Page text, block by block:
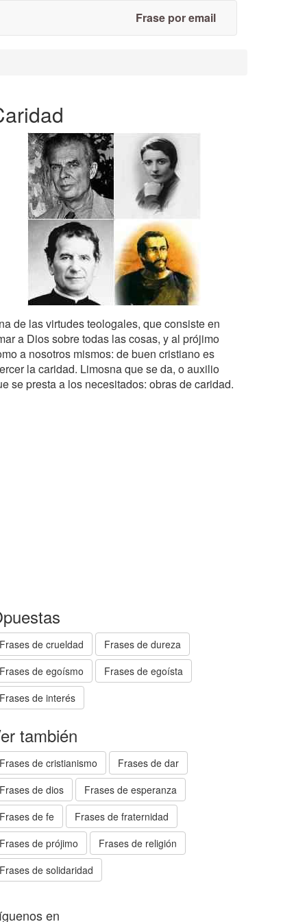
Frase por email
de las virtudes teologales, que consiste en
a Dios sobre todas las cosas, y al prójimo
a nosotros mismos: de buen cristiano es
la caridad. Limosna que se da, o auxilio
se presta a los necesitados: obras de caridad.
Frases de crueldad
Frases de dureza
Frases de egoísmo
Frases de egoísta
Frases de interés
también
Frases de cristianismo
Frases de dar
Frases de dios
Frases de esperanza
Frases de fe
Frases de fraternidad
Frases de prójimo
Frases de religión
Frases de solidaridad
en